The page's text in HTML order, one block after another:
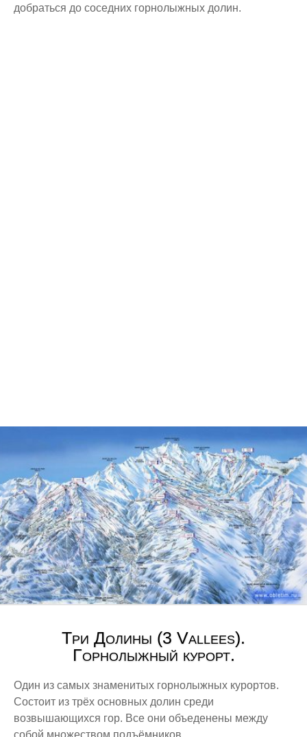
добраться до соседних горнолыжных долин.
Три Долины (3 Vallees).
Горнолыжный курорт.
Один из самых знаменитых горнолыжных курортов.
Состоит из трёх основных долин среди
возвышающихся гор. Все они объеденены между
собой множеством подъёмников.